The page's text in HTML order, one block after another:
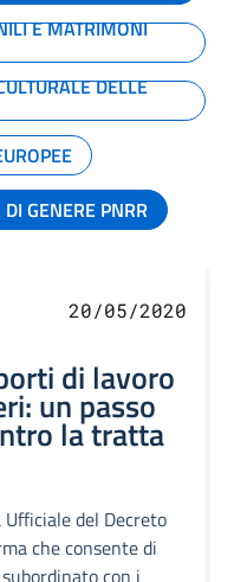
E MATRIMONI
DELLE
GENERE PNRR
20/05/2020
di lavoro
un passo
la tratta
del Decreto
che consente di
con i